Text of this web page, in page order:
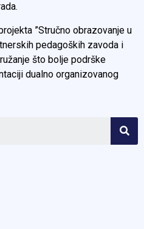
”Stručno obrazovanje u
pedagoških zavoda i
što bolje podrške
dualno organizovanog